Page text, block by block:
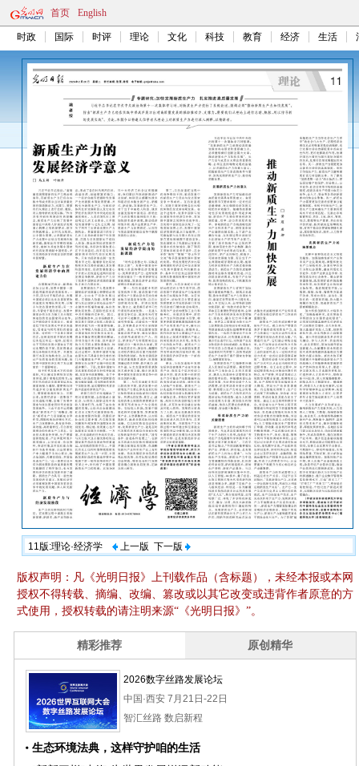
首页 English
时政 国际 时评 理论 文化 科技 教育 经济 生活
11版:理论·经济学 上一版 下一版
版权声明：凡《光明日报》上刊载作品（含标题），未经本报或本网
授权不得转载、摘编、改编、篡改或以其它改变或违背作者原意的方
式使用，授权转载的请注明来源“《光明日报》”。